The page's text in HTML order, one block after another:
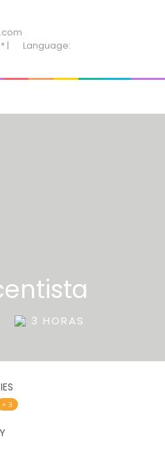
|
Language:
3 HORAS
+ 3